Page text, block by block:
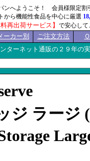
ンへようこそ！ 会員様限定割
から機能性食品を中心に厳選
再出荷サービス】 で安心し
ーカー別 ご注文方法
ターネット通販の２９年の
ジ ラージ